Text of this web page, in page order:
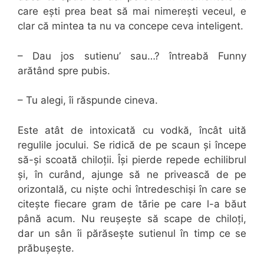
care ești prea beat să mai nimerești veceul, e
clar că mintea ta nu va concepe ceva inteligent.
– Dau jos sutienu’ sau…? întreabă Funny
arătând spre pubis.
– Tu alegi, îi răspunde cineva.
Este atât de intoxicată cu vodkă, încât uită
regulile jocului. Se ridică de pe scaun și începe
să-și scoată chiloții. Își pierde repede echilibrul
și, în curând, ajunge să ne privească de pe
orizontală, cu niște ochi întredeschiși în care se
citește fiecare gram de tărie pe care l-a băut
până acum. Nu reușește să scape de chiloți,
dar un sân îi părăsește sutienul în timp ce se
prăbușește.